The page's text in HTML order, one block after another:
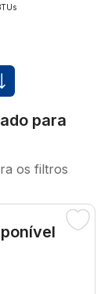
para
os filtros